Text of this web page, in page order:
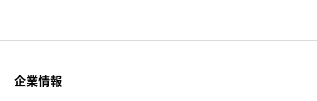
企業情報